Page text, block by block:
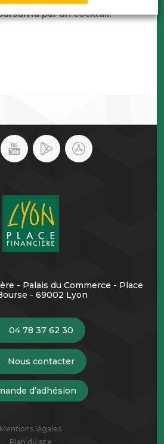
par un cocktail.
- Palais du Commerce - Place
- 69002 Lyon
04 78 37 62 30
Nous contacter
d’adhésion
Mentions légales
Plan du site